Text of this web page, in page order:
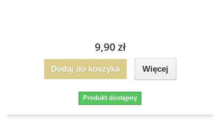
9,90 zł
Dodaj do koszyka Więcej
Produkt dostępny